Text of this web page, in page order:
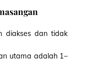
diakses dan tidak
utama adalah 1–